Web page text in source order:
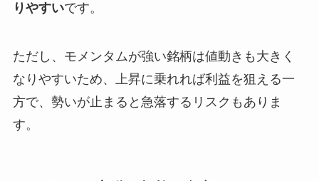
りやすいです。
ただし、モメンタムが強い銘柄は値動きも大きく
なりやすいため、上昇に乗れれば利益を狙える一
方で、勢いが止まると急落するリスクもありま
す。